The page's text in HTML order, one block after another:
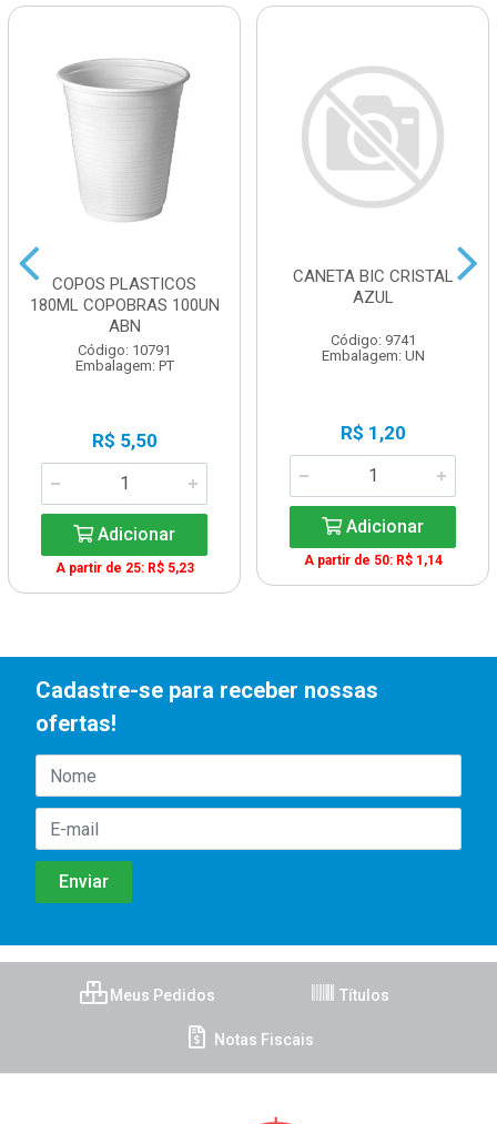
COPOS PLASTICOS
180ML COPOBRAS 100UN
ABN
Código: 10791
Embalagem: PT
R$ 5,50
Adicionar
A partir de 25: R$ 5,23
CANETA BIC CRISTAL
AZUL
Código: 9741
Embalagem: UN
R$ 1,20
Adicionar
A partir de 50: R$ 1,14
Cadastre-se para receber nossas
ofertas!
Meus Pedidos Títulos
Notas Fiscais